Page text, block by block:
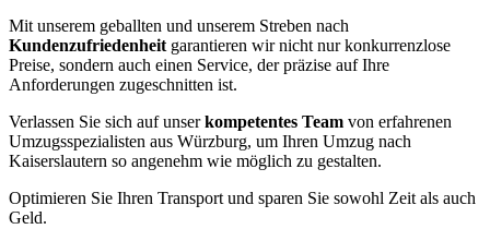
Mit unserem geballten und unserem Streben nach
Kundenzufriedenheit garantieren wir nicht nur konkurrenzlose
Preise, sondern auch einen Service, der präzise auf Ihre
Anforderungen zugeschnitten ist.
Verlassen Sie sich auf unserkompetentes Team von erfahrenen
Umzugsspezialisten aus Würzburg, um Ihren Umzug nach
Kaiserslautern so angenehm wie möglich zu gestalten.
Optimieren Sie Ihren Transport und sparen Sie sowohl Zeit als auch
Geld.